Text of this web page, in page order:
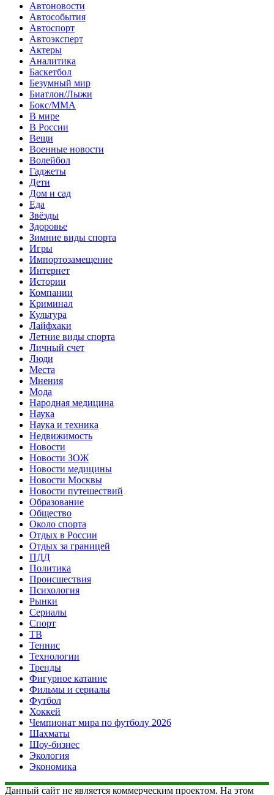
Автоновости
Автособытия
Автоспорт
Автоэксперт
Актеры
Аналитика
Баскетбол
Безумный мир
Биатлон/Лыжи
Бокс/MMA
В мире
В России
Вещи
Военные новости
Волейбол
Гаджеты
Дети
Дом и сад
Еда
Звёзды
Здоровье
Зимние виды спорта
Игры
Импортозамещение
Интернет
Истории
Компании
Криминал
Культура
Лайфхаки
Летние виды спорта
Личный счет
Люди
Места
Мнения
Мода
Народная медицина
Наука
Наука и техника
Недвижимость
Новости
Новости ЗОЖ
Новости медицины
Новости Москвы
Новости путешествий
Образование
Общество
Около спорта
Отдых в России
Отдых за границей
ПДД
Политика
Происшествия
Психология
Рынки
Сериалы
Спорт
ТВ
Теннис
Технологии
Тренды
Фигурное катание
Фильмы и сериалы
Футбол
Хоккей
Чемпионат мира по футболу 2026
Шахматы
Шоу-бизнес
Экология
Экономика
Данный сайт не является коммерческим проектом. На этом